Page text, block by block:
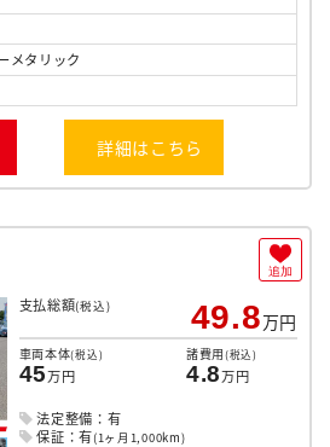
メタリック
詳細はこちら
支払総額(税込) 49.8万円
車両本体(税込)
45万円
諸費用(税込)
4.8万円
法定整備：有
保証：有(1ヶ月1,000km)
追加